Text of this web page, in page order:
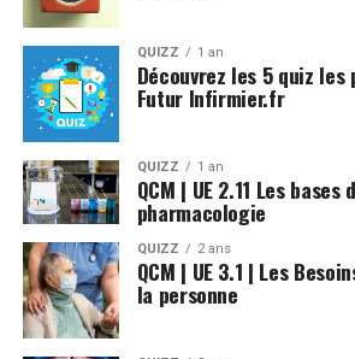
Wikipedia – Pharmacologie
Wikipedia – Forme Galénique
Qu’est ce qu’un médicament
ANSM – Glossaire santé
Futura-science -Nom commercial
Académie nationale de pharmacie
Calameo.com – Le conditionnement
QUIZZ 1 an
Découvrez les 5 quiz
Futur Infirmier.fr
QUIZZ 1 an
QCM | UE 2.11 Les bases
pharmacologie
QUIZZ 2 ans
QCM | UE 3.1 | Les
la personne